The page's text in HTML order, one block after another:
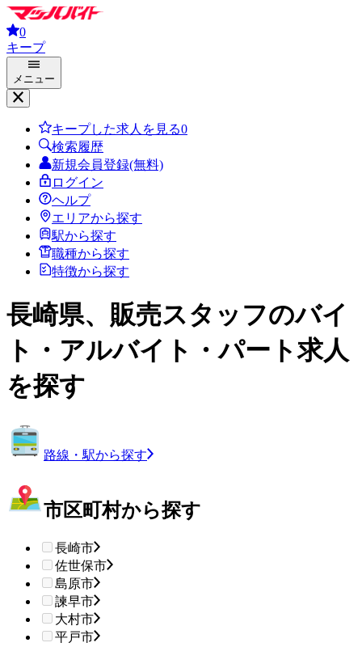
0
キープ
メニュー
キープした求人を見る0
検索履歴
新規会員登録(無料)
ログイン
ヘルプ
エリアから探す
駅から探す
職種から探す
特徴から探す
長崎県、販売スタッフのバイ
ト・アルバイト・パート求人
を探す
路線・駅から探す
市区町村から探す
長崎市
佐世保市
島原市
諫早市
大村市
平戸市